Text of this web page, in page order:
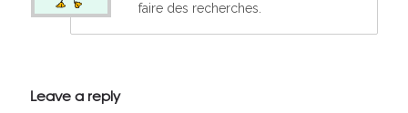
faire des recherches.
Leave a reply